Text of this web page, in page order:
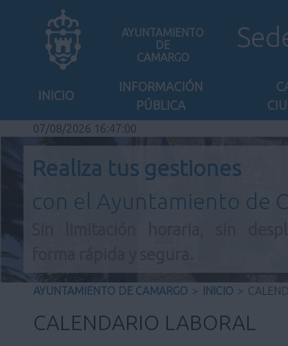
AYUNTAMIENTO
DE
CAMARGO
INICIO
INFORMACIÓN
PÚBLICA
07/08/2026 16:47:00
Realiza tus gestiones
con el Ayuntamiento de
AYUNTAMIENTO DE CAMARGO > INICIO >
CALENDARIO LABORAL